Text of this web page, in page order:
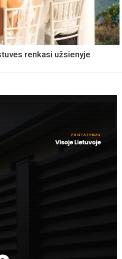
renkasi užsienyje